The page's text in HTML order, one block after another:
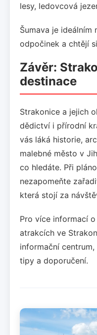
lesy, ledovcová
Šumava je
odpočinek a chtějí
Závěr:
destinace
Strakonice a jejich
dědictví i přírodní
vás láká historie,
malebné město v
co hledáte. Při
nezapomeňte
která stojí za
Pro více informací
atrakcích ve
informační
tipy a doporučení.